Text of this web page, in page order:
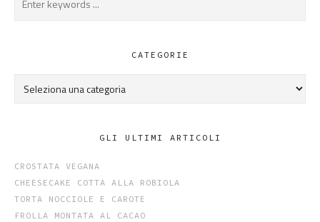
CATEGORIE
GLI ULTIMI ARTICOLI
CROSTATA VEGANA
CHEESECAKE COTTA ALLA ROBIOLA
TORTA NOCCIOLE E CAROTE
FROLLA MONTATA AL CACAO